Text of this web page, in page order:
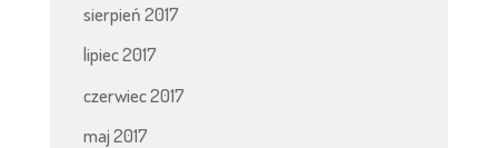
sierpień 2017
lipiec 2017
czerwiec 2017
maj 2017